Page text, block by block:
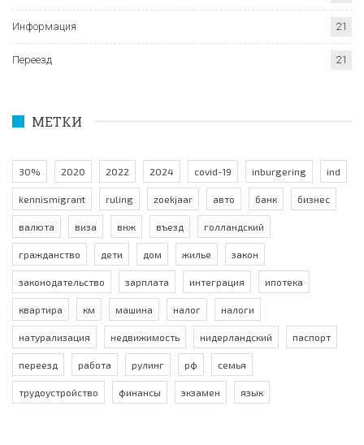
Информация 21
Переезд 21
МЕТКИ
30% 2020 2022 2024 covid-19 inburgering ind
kennismigrant ruling zoekjaar авто банк бизнес
валюта виза внж въезд голландский
гражданство дети дом жилье закон
законодательство зарплата интеграция ипотека
квартира км машина налог налоги
натурализация недвижимость нидерландский паспорт
переезд работа рулинг рф семья
трудоустройство финансы экзамен язык